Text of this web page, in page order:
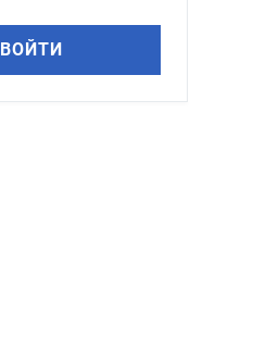
ВОЙТИ